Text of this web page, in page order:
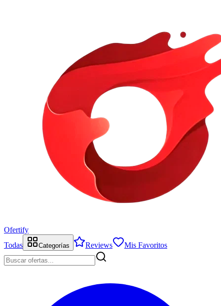
Ofertify
Todas
Categorías Reviews Mis Favoritos